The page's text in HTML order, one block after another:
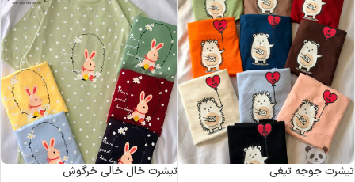
تیشرت جوجه تیغی تیشرت خال خالی خرگوش